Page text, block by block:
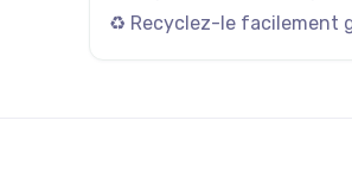
♻️ Recyclez-le facilement